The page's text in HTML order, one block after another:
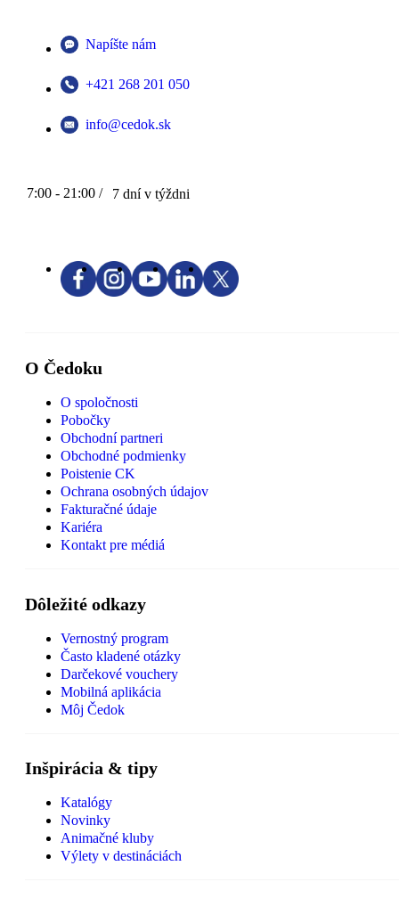
Napíšte nám
+421 268 201 050
info@cedok.sk
7:00 - 21:00 / 7 dní v týždni
O Čedoku
O spoločnosti
Pobočky
Obchodní partneri
Obchodné podmienky
Poistenie CK
Ochrana osobných údajov
Fakturačné údaje
Kariéra
Kontakt pre médiá
Dôležité odkazy
Vernostný program
Často kladené otázky
Darčekové vouchery
Mobilná aplikácia
Môj Čedok
Inšpirácia & tipy
Katalógy
Novinky
Animačné kluby
Výlety v destináciách